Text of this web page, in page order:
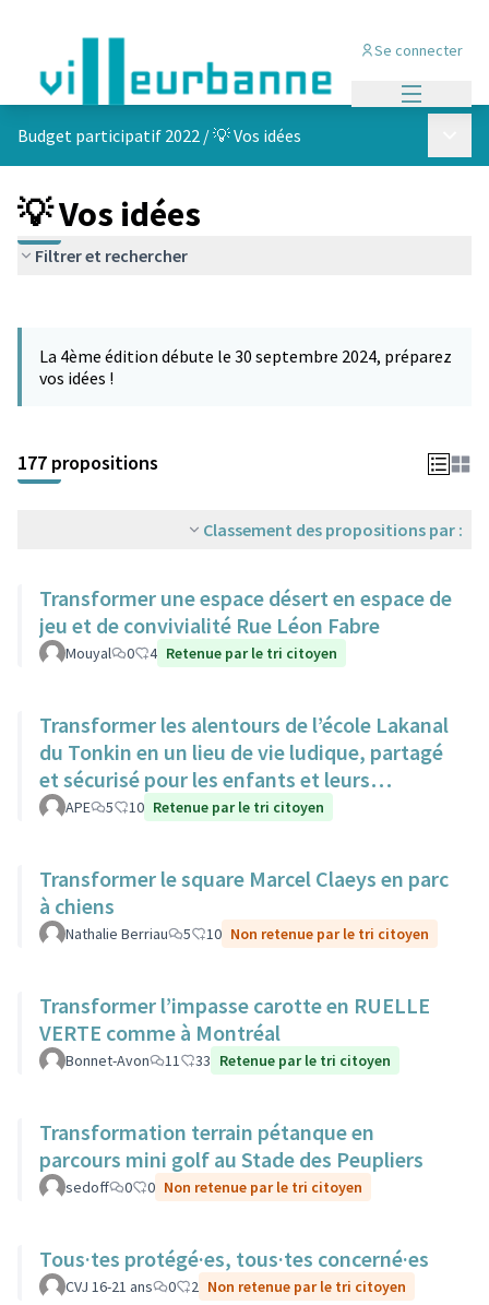
Se connecter
Budget participatif 2022 /💡 Vos idées
💡 Vos idées
Filtrer et rechercher
−
La 4ème édition débute le 30 septembre 2024, préparez
vos idées !
177 propositions
Classement des propositions par :
Transformer une espace désert en espace de
jeu et de convivialité Rue Léon Fabre
Mouyal 0 4 Retenue par le tri citoyen
Transformer les alentours de l’école Lakanal
du Tonkin en un lieu de vie ludique, partagé
et sécurisé pour les enfants et leurs
familles.
APE 5 10 Retenue par le tri citoyen
Transformer le square Marcel Claeys en parc
à chiens
Nathalie Berriau 5 10 Non retenue par le tri citoyen
Transformer l’impasse carotte en RUELLE
VERTE comme à Montréal
Bonnet-Avon 11 33 Retenue par le tri citoyen
Transformation terrain pétanque en
parcours mini golf au Stade des Peupliers
sedoff 0 0 Non retenue par le tri citoyen
Tous·tes protégé·es, tous·tes concerné·es
CVJ 16-21 ans 0 2 Non retenue par le tri citoyen